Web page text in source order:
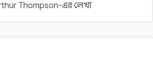
Thompson-এর লেখা